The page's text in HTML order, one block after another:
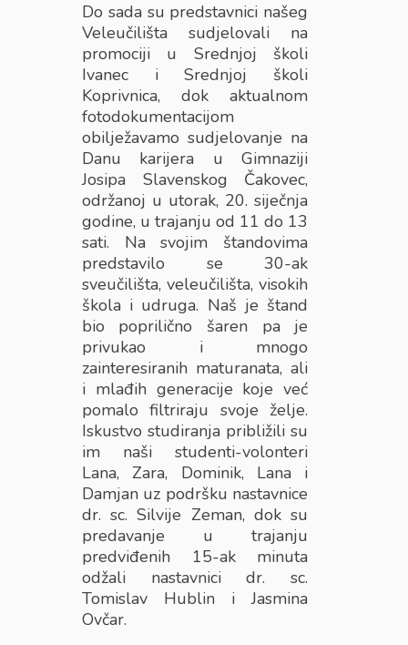
Do sada su predstavnici našeg
Veleučilišta sudjelovali na
promociji u Srednjoj školi
Ivanec i Srednjoj školi
Koprivnica, dok aktualnom
fotodokumentacijom
obilježavamo sudjelovanje na
Danu karijera u Gimnaziji
Josipa Slavenskog Čakovec,
održanoj u utorak, 20. siječnja
godine, u trajanju od 11 do 13
sati. Na svojim štandovima
predstavilo se 30-ak
sveučilišta, veleučilišta, visokih
škola i udruga. Naš je štand
bio poprilično šaren pa je
privukao i mnogo
zainteresiranih maturanata, ali
i mlađih generacije koje već
pomalo filtriraju svoje želje.
Iskustvo studiranja približili su
im naši studenti-volonteri
Lana, Zara, Dominik, Lana i
Damjan uz podršku nastavnice
dr. sc. Silvije Zeman, dok su
predavanje u trajanju
predviđenih 15-ak minuta
odžali nastavnici dr. sc.
Tomislav Hublin i Jasmina
Ovčar.